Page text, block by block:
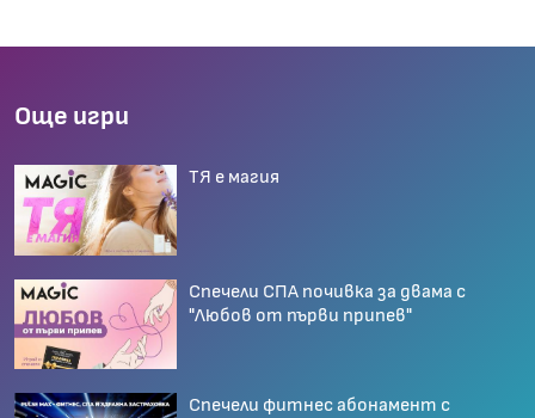
Още игри
ТЯ е магия
Спечели СПА почивка за двама с
"Любов от първи припев"
Спечели фитнес абонамент с